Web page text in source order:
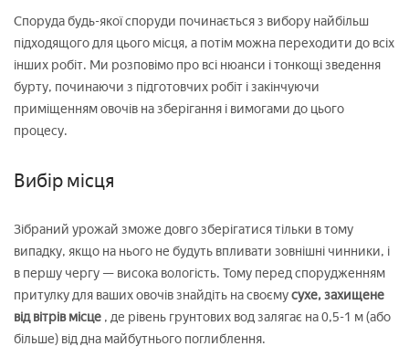
Споруда будь-якої споруди починається з вибору найбільш
підходящого для цього місця, а потім можна переходити до всіх
інших робіт. Ми розповімо про всі нюанси і тонкощі зведення
бурту, починаючи з підготовчих робіт і закінчуючи
приміщенням овочів на зберігання і вимогами до цього
процесу.
Вибір місця
Зібраний урожай зможе довго зберігатися тільки в тому
випадку, якщо на нього не будуть впливати зовнішні чинники, і
в першу чергу — висока вологість. Тому перед спорудженням
притулку для ваших овочів знайдіть на своємусухе, захищене
від вітрів місце , де рівень грунтових вод залягає на 0,5-1 м (або
більше) від дна майбутнього поглиблення.